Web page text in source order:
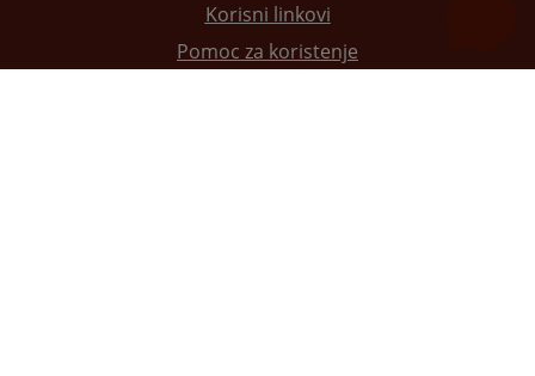
Korisni linkovi
Pomoc za koristenje